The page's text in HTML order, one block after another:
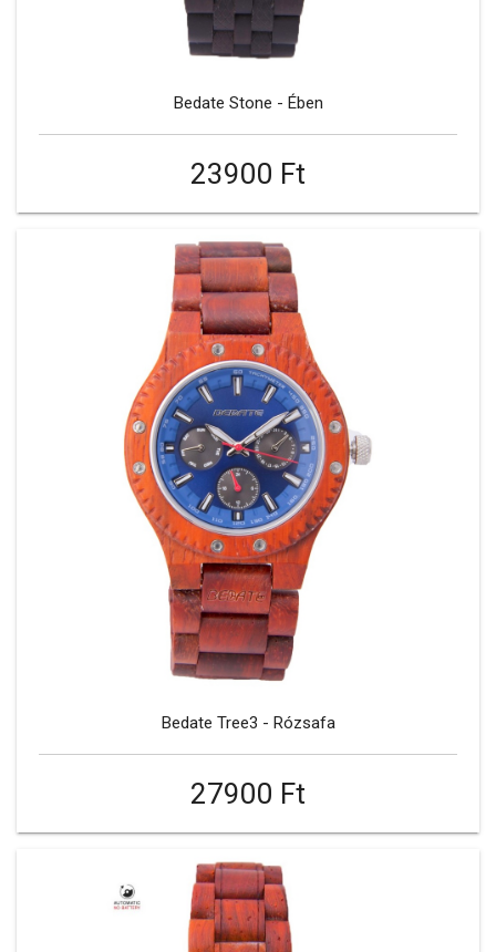
Bedate Stone - Ében
23900 Ft
Bedate Tree3 - Rózsafa
27900 Ft